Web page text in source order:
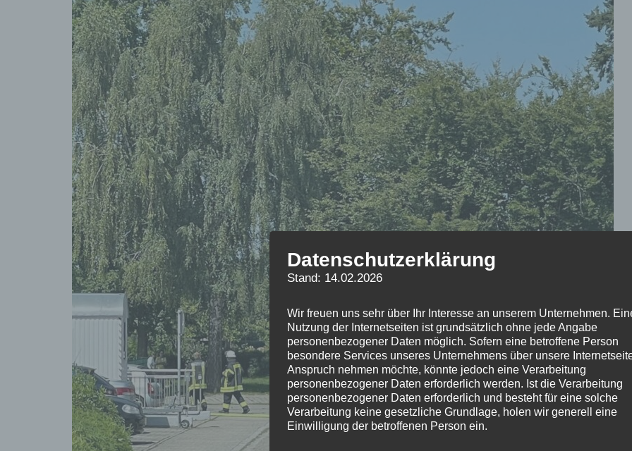
Datenschutzerklärung
Stand: 14.02.2026
Wir freuen uns sehr über Ihr Interesse an unserem Unternehmen.
Nutzung der Internetseiten ist grundsätzlich ohne jede Angabe
personenbezogener Daten möglich. Sofern eine betroffene Person
besondere Services unseres Unternehmens über unsere
Anspruch nehmen möchte, könnte jedoch eine Verarbeitung
personenbezogener Daten erforderlich werden. Ist die Verarbeitung
personenbezogener Daten erforderlich und besteht für eine solche
Verarbeitung keine gesetzliche Grundlage, holen wir generell eine
Einwilligung der betroffenen Person ein.